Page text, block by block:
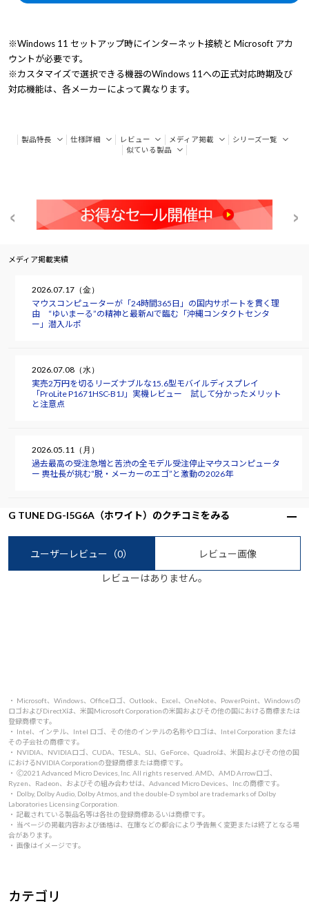
※Windows 11 セットアップ時にインターネット接続と Microsoft アカ
ウントが必要です。
※カスタマイズで選択できる機器のWindows 11への正式対応時期及び
対応機能は、各メーカーによって異なります。
製品特長 仕様詳細 レビュー メディア掲載
シリーズ一覧
似ている製品
メディア掲載実績
2026.07.17（金）
マウスコンピューターが「24時間365日」の国内サポートを貫く理
由 “ゆいまーる”の精神と最新AIで臨む「沖縄コンタクトセンタ
ー」潜入ルポ
2026.07.08（水）
実売2万円を切るリーズナブルな15.6型モバイルディスプレイ
「ProLite P1671HSC-B1J」実機レビュー 試して分かったメリット
と注意点
2026.05.11（月）
過去最高の受注急増と苦渋の全モデル受注停止――マウスコンピュータ
ー 軣社長が挑む“脱・メーカーのエゴ”と激動の2026年
G TUNE DG-I5G6A（ホワイト）のクチコミをみる
ユーザーレビュー （0） レビュー画像
レビューはありません。
・ Microsoft、Windows、Officeロゴ、Outlook、Excel、OneNote、PowerPoint、Windowsの
ロゴおよびDirectXは、米国Microsoft Corporationの米国およびその他の国における商標または
登録商標です。
・ Intel、インテル、Intel ロゴ、その他のインテルの名称やロゴは、Intel Corporation または
その子会社の商標です。
・ NVIDIA、NVIDIAロゴ、CUDA、TESLA、SLI、GeForce、Quadroは、米国およびその他の国
におけるNVIDIA Corporationの登録商標または商標です。
・ 🄫2021 Advanced Micro Devices, Inc. All rights reserved. AMD、AMD Arrowロゴ、
Ryzen、Radeon、およびその組み合わせは、Advanced Micro Devices、Inc.の商標です。
・ Dolby, Dolby Audio, Dolby Atmos, and the double-D symbol are trademarks of Dolby
Laboratories Licensing Corporation.
・ 記載されている製品名等は各社の登録商標あるいは商標です。
・ 当ページの掲載内容および価格は、在庫などの都合により予告無く変更または終了となる場
合があります。
・ 画像はイメージです。
カテゴリ